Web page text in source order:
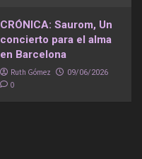
CRÓNICA: Saurom, Un
concierto para el alma
en Barcelona
Ruth Gómez 09/06/2026
0